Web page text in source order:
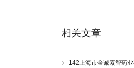
相关文章
142上海市金诚素智药